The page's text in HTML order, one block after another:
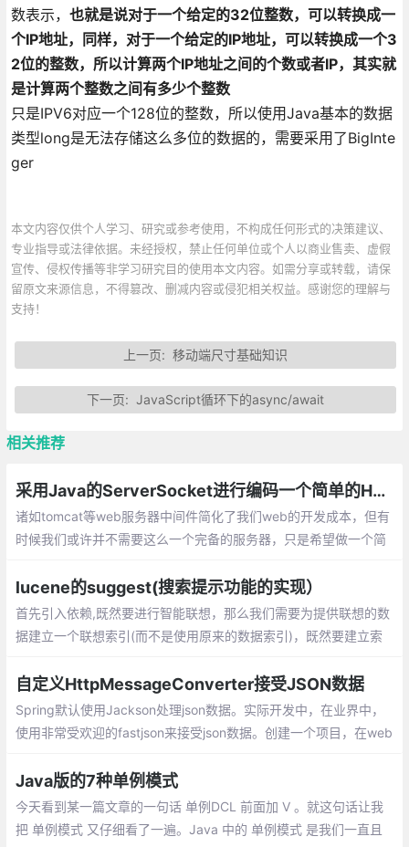
数表示， 也就是说对于一个给定的32位整数，可以转换成一
个IP地址，同样，对于一个给定的IP地址，可以转换成一个3
2位的整数，所以计算两个IP地址之间的个数或者IP，其实就
是计算两个整数之间有多少个整数
只是IPV6对应一个128位的整数，所以使用Java基本的数据
类型long是无法存储这么多位的数据的，需要采用了BigInte
ger
本文内容仅供个人学习、研究或参考使用，不构成任何形式的决策建议、
专业指导或法律依据。未经授权，禁止任何单位或个人以商业售卖、虚假
宣传、侵权传播等非学习研究目的使用本文内容。如需分享或转载，请保
留原文来源信息，不得篡改、删减内容或侵犯相关权益。感谢您的理解与
支持！
上一页: 移动端尺寸基础知识
下一页: JavaScript循环下的async/await
相关推荐
采用Java的ServerSocket进行编码一个简单的HTTP服务器
诸如tomcat等web服务器中间件简化了我们web的开发成本，但有
时候我们或许并不需要这么一个完备的服务器，只是希望做一个简
lucene的suggest(搜索提示功能的实现）
首先引入依赖,既然要进行智能联想，那么我们需要为提供联想的数
据建立一个联想索引(而不是使用原来的数据索引)，既然要建立索
nputIterator的类来定义数据来源
自定义HttpMessageConverter接受JSON数据
Spring默认使用Jackson处理json数据。实际开发中，在业界中，
使用非常受欢迎的fastjson来接受json数据。创建一个项目，在web
下加入fastjson的jar文件。
Java版的7种单例模式
今天看到某一篇文章的一句话 单例DCL 前面加 V 。就这句话让我
把 单例模式 又仔细看了一遍。Java 中的 单例模式 是我们一直且